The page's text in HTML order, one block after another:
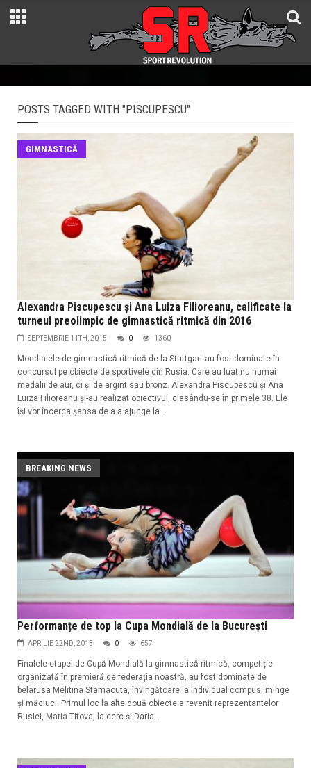
POSTS TAGGED WITH "PISCUPESCU"
GIMNASTICĂ
Alexandra Piscupescu și Ana Luiza Filioreanu, calificate la
turneul preolimpic de gimnastică ritmică din 2016
SEPTEMBRIE 11TH, 2015 0 1360
Mondialele de gimnastică ritmică de la Stuttgart au fost dominate în
concursul pe obiecte de sportivele din Rusia. Care au luat nu numai
medalii de aur, ci și de argint sau bronz. Alexandra Piscupescu și Ana
Luiza Filioreanu și-au realizat obiectivul, clasându-se în primele 38. Ele
își vor încerca șansa de a a ajunge la...
BREAKING NEWS
Performanțe de top la Cupa Mondială de la București
APRILIE 22ND, 2013 0 657
Finalele etapei de Cupă Mondială la gimnastică ritmică, competiție
organizată în premieră de federația noastră, au fost dominate de
belarusa Melitina Stamaouta, învingătoare la individual compus, minge
și măciuci. Primul loc la alte două obiecte a revenit reprezentantelor
Rusiei, Maria Titova, la cerc și Daria...